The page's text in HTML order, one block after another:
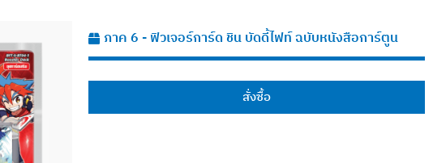
ภาค 6 - ฟิวเจอร์การ์ด ชิน บัดดี้ไฟท์ ฉบับหนังสือการ์ตูน
สั่งซื้อ